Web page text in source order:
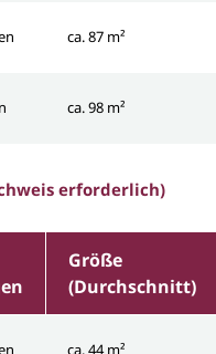
ca. 87 m²
ca. 98 m²
erforderlich)
Größe
(Durchschnitt)
ca. 44 m²